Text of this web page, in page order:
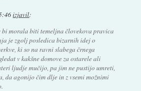
izjavil:
bi morala biti temeljna človekova pravica
je zgolj posledica bizarnih idej o
ki so na ravni slabega črnega
v kakšne domove za ostarele ali
ljudje mučijo, pa jim ne pustijo umreti,
da agonijo čim dlje in z vsemi možnimi